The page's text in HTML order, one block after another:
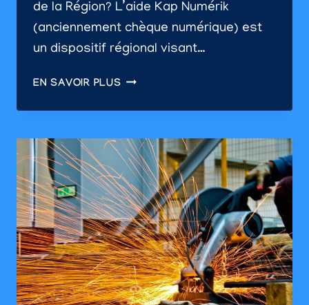
de la Région? L’aide Kap Numérik
(anciennement chèque numérique) est
un dispositif régional visant…
EN SAVOIR PLUSKAP
2024
L’AIDE
DE
LA
REGION
RÉUNION
POUR
LES
PRESTATIONS
NUMÉRIQUES